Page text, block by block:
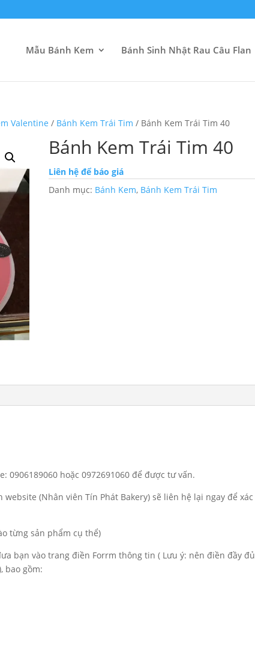
Mẫu Bánh Kem Bánh Sinh Nhật Rau Câu Flan
Valentine / Bánh Kem Trái Tim / Bánh Kem Trái Tim 40
Bánh Kem Trái Tim 40
Liên hệ để báo giá
Danh mục: Bánh Kem, Bánh Kem Trái Tim
0906189060 hoặc 0972691060 để được tư vấn.
(Nhân viên Tín Phát Bakery) sẽ liên hệ lại ngay để xác
từng sản phẩm cụ thể)
bạn vào trang điền Forrm thông tin ( Lưu ý: nên điền đầy đủ
bao gồm: